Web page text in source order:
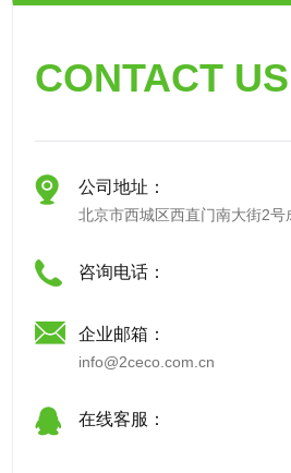
CONTACT US
公司地址：
北京市西城区西直门南大街2号
咨询电话：
企业邮箱：
info@2ceco.com.cn
在线客服：